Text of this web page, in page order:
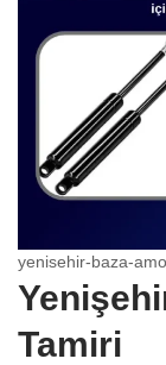
yenisehir-baza-
Tamiri